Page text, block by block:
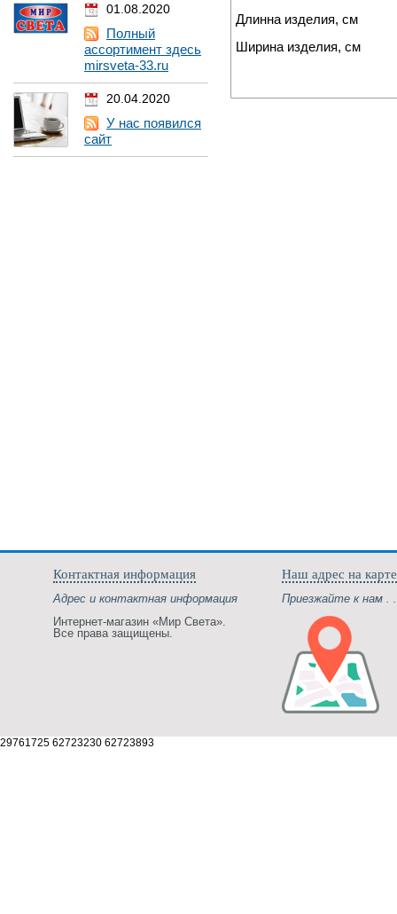
01.08.2020
Полный
ассортимент здесь
mirsveta-33.ru
20.04.2020
У нас появился
сайт
Длинна изделия, см
Ширина изделия, см
Контактная информация
Адрес и контактная информация
Интернет-магазин «Мир Света».
Все права защищены.
Наш адрес на карте
Приезжайте к нам .
29761725 62723230 62723893